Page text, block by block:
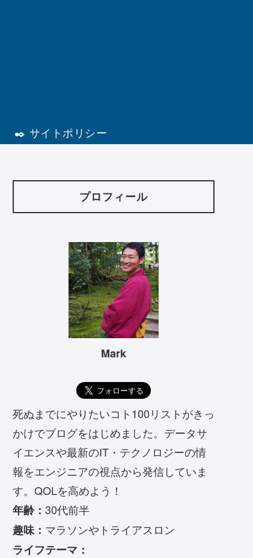
✒️ サイトポリシー
プロフィール
Mark
死ぬまでにやりたいコト100リストがきっ
かけでブログをはじめました。データサ
イエンスや最新のIT・テクノロジーの情
報をエンジニアの視点から発信していま
す。QOLを高めよう！
年齢： 30代前半
趣味： マラソンやトライアスロン
ライフテーマ：